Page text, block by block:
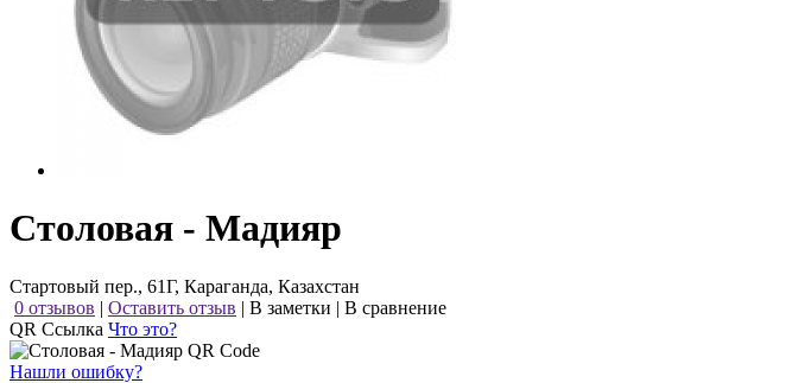
Столовая - Мадияр
Стартовый пер., 61Г, Караганда, Казахстан
0 отзывов | Оставить отзыв | В заметки | В сравнение
QR Ссылка Что это?
Нашли ошибку?